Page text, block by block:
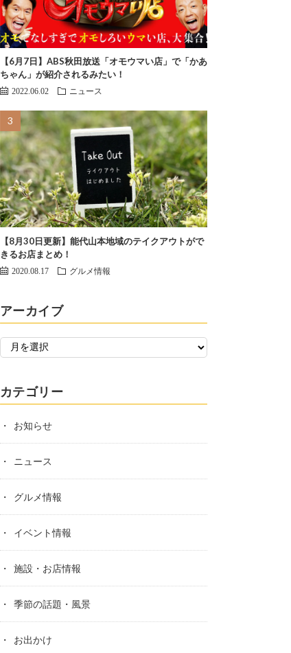
【6月7日】ABS秋田放送「オモウマい店」で「かあ
ちゃん」が紹介されるみたい！
2022.06.02 ニュース
【8月30日更新】能代山本地域のテイクアウトがで
きるお店まとめ！
2020.08.17 グルメ情報
アーカイブ
カテゴリー
お知らせ
ニュース
グルメ情報
イベント情報
施設・お店情報
季節の話題・風景
お出かけ